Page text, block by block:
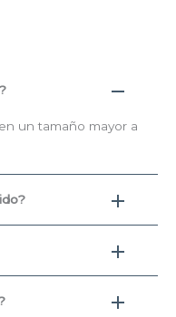
un tamaño mayor a